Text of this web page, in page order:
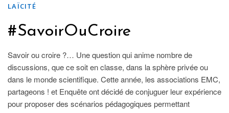
LAÏCITÉ
#SavoirOuCroire
Savoir ou croire ?… Une question qui anime nombre de
discussions, que ce soit en classe, dans la sphère privée ou
dans le monde scientifique. Cette année, les associations EMC,
partageons ! et Enquête ont décidé de conjuguer leur expérience
pour proposer des scénarios pédagogiques permettant